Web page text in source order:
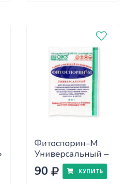
Фитоспорин–М
Универсальный –
30 г
90 КУПИТЬ